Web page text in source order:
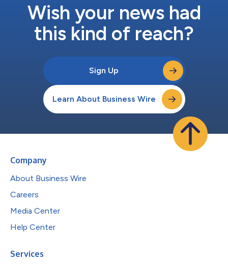
Wish your news had
this kind of reach?
Sign Up
Learn About Business Wire
Company
About Business Wire
Careers
Media Center
Help Center
Services